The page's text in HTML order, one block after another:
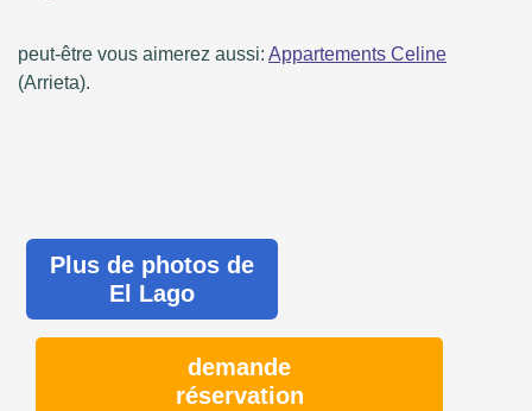
peut-être vous aimerez aussi: Appartements Celine
(Arrieta).
Plus de photos de
El Lago
demande
réservation